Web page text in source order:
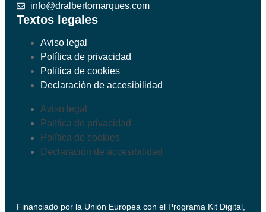
info@dralbertomarques.com
Textos legales
Aviso legal
Política de privacidad
Política de cookies
Declaración de accesibilidad
Aviso legal
Política de privacidad
Política de cookies
Declaración de accesibilidad
Financiado por la Unión Europea con el Programa Kit Digital,